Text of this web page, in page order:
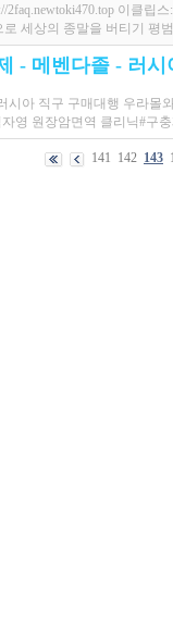
이클립
로 세상의 종말을 버티기
- 메벤다졸 - 러
아 직구 구매대행 우라몰
영 원장암면역 클리닉#구
141 142 143